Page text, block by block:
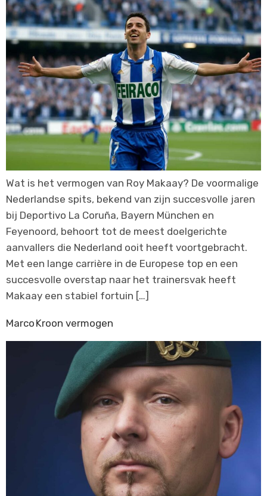
Wat is het vermogen van Roy Makaay? De voormalige
Nederlandse spits, bekend van zijn succesvolle jaren
bij Deportivo La Coruña, Bayern München en
Feyenoord, behoort tot de meest doelgerichte
aanvallers die Nederland ooit heeft voortgebracht.
Met een lange carrière in de Europese top en een
succesvolle overstap naar het trainersvak heeft
Makaay een stabiel fortuin […]
Marco Kroon vermogen